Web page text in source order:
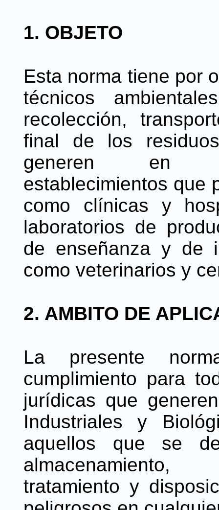
1. OBJETO
Esta norma tiene por
técnicos
recolección,
final de los
generen en
establecimientos que
como clínicas y
laboratorios de
de enseñanza y de
como veterinarios y
2. AMBITO DE
La presente
cumplimiento para
jurídicas que
Industriales y
aquellos que se
tratamiento y